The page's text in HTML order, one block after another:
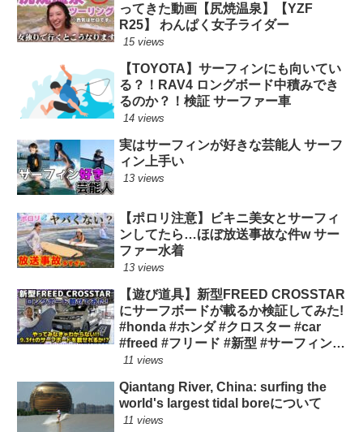
ってきた動画【尻焼温泉】【YZF
R25】 わんぱく女子ライダー
15 views
【TOYOTA】サーフィンにも向いてい
る？！RAV4 ロングボード中積みでき
るのか？！検証 サーファー車
14 views
実はサーフィンが好きな芸能人 サーフ
ィン上手い
13 views
【ポロリ注意】ビキニ美女とサーフィ
ンしてたら…ほぼ放送事故な件w サー
ファー水着
13 views
【遊び道具】新型FREED CROSSTAR
にサーフボードが載るか検証してみた!
#honda #ホンダ #クロスター #car
#freed #フリード #新型 #サーフィン
ロングボード
11 views
Qiantang River, China: surfing the
world's largest tidal boreについて
11 views